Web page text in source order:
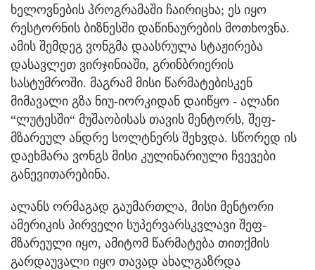
ხელოვნების პროგრამაში ჩაირიცხა; ეს იყო
რესტორნის ბიზნესში დაწინაურების მოთხოვნა.
ამის შემდეგ ვონგმა დაასრულა სტაჟირება
დასავლეთ ვირჯინიაში, გრინბრიერის
სასტუმროში. მაგრამ მისი წარმატებისკენ
მიმავალი გზა ნიუ-იორკიდან დაიწყო - ალანი
“ლუტესში“ მუშაობისას თავის მენტორს, შეფ-
მზარეულ ანდრე სოლტნერს შეხვდა. სწორედ ის
დაეხმარა ვონგს მისი კულინარიული ჩვევები
განევითარებინა.
ალანს ორმაგად გაუმართლა, მისი მენტორი
ამერიკის პირველი სუპერვარსკვლავი შეფ-
მზარეული იყო, ამიტომ წარმატება თითქმის
გარდაუვალი იყო თავად ახალგაზრდა